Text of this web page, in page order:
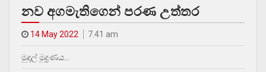
නව අගමැතිගෙන් පරණ උත්තර
14 May 2022 7.41 am
මුදල් මුද්‍රණය…